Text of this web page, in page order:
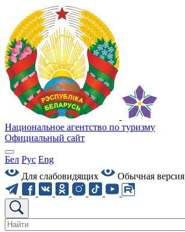
Национальное агентство по туризму
Официальный сайт
Бел Рус Eng
Для слабовидящих
Обычная версия